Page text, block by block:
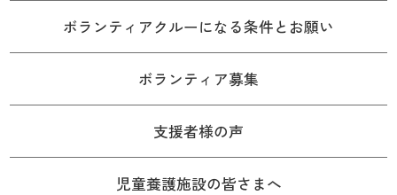
ボランティアクルーになる条件とお願い
ボランティア募集
支援者様の声
児童養護施設の皆さまへ